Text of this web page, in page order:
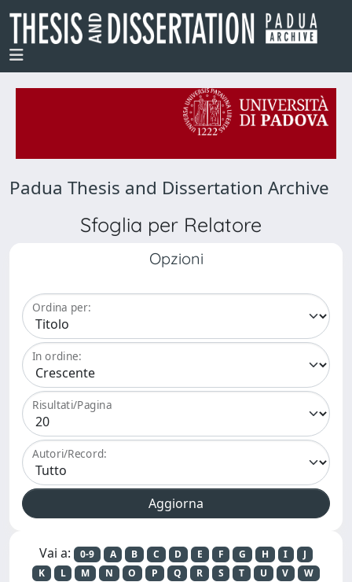
Padua Thesis and Dissertation Archive
Sfoglia per Relatore
Opzioni
Ordina per:
In ordine:
Risultati/Pagina
Autori/Record:
Vai a: 0-9 A B C D E F G H I
J
K
L M N O P Q R S T U V
W